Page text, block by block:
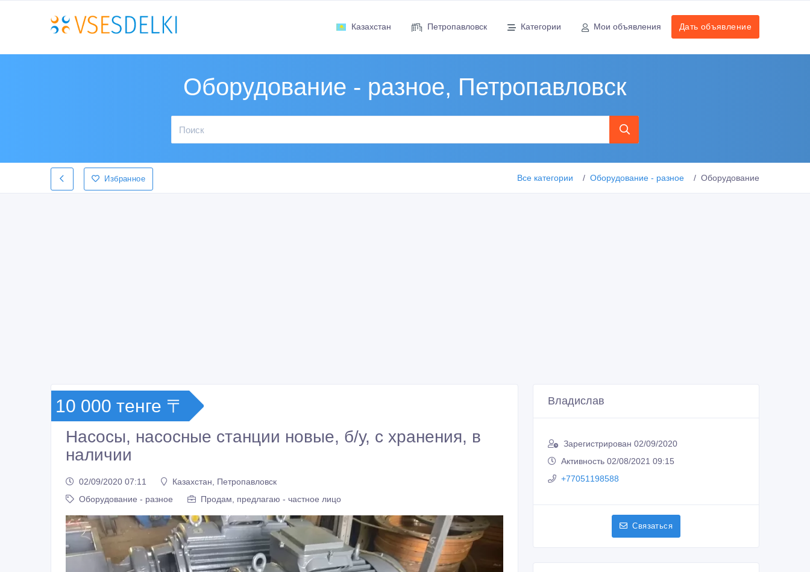
Казахстан Петропавловск Категории Мои объявления Дать объявление
Оборудование - разное, Петропавловск
Избранное Все категории Оборудование - разное Оборудование
10 000 тенге 〒
Насосы, насосные станции новые, б/у, с хранения, в
наличии
02/09/2020 07:11
Казахстан, Петропавловск
Оборудование - разное
Продам, предлагаю - частное лицо
Владислав
Зарегистрирован 02/09/2020
Активность 02/08/2021 09:15
+77051198588
Связаться